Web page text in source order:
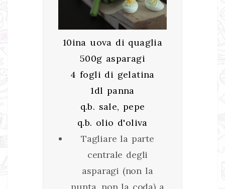
10ina uova di quaglia
500g asparagi
4 fogli di gelatina
1dl panna
q.b. sale, pepe
q.b. olio d'oliva
Tagliare la parte
centrale degli
asparagi (non la
punta, non la coda) a